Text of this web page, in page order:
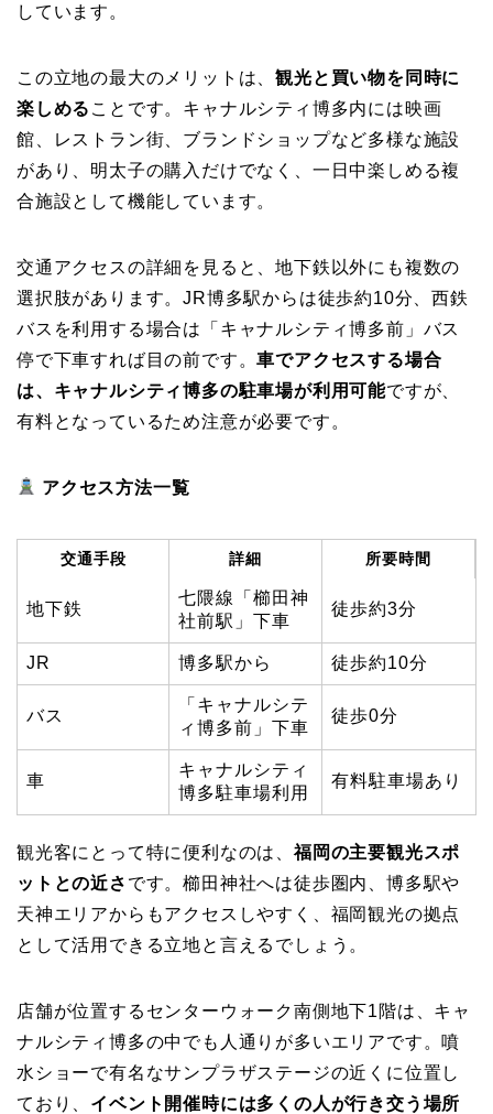
しています。
この立地の最大のメリットは、観光と買い物を同時に
楽しめる ことです。キャナルシティ博多内には映画
館、レストラン街、ブランドショップなど多様な施設
があり、明太子の購入だけでなく、一日中楽しめる複
合施設として機能しています。
交通アクセスの詳細を見ると、地下鉄以外にも複数の
選択肢があります。JR博多駅からは徒歩約10分、西鉄
バスを利用する場合は「キャナルシティ博多前」バス
停で下車すれば目の前です。車でアクセスする場合
は、キャナルシティ博多の駐車場が利用可能ですが、
有料となっているため注意が必要です。
アクセス方法一覧
交通手段 詳細 所要時間
地下鉄
七隈線「櫛田神
社前駅」下車
徒歩約3分
JR 博多駅から 徒歩約10分
バス
「キャナルシテ
ィ博多前」下車
徒歩0分
車
キャナルシティ
博多駐車場利用
有料駐車場あり
観光客にとって特に便利なのは、 福岡の主要観光スポ
ットとの近さ です。櫛田神社へは徒歩圏内、博多駅や
天神エリアからもアクセスしやすく、福岡観光の拠点
として活用できる立地と言えるでしょう。
店舗が位置するセンターウォーク南側地下1階は、キャ
ナルシティ博多の中でも人通りが多いエリアです。噴
水ショーで有名なサンプラザステージの近くに位置し
ており、 イベント開催時には多くの人が行き交う場所